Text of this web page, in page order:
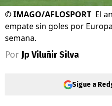
©IMAGO/AFLOSPORT El
empate sin goles por
semana.
Por Jp Viluñir Silva
Sigue a